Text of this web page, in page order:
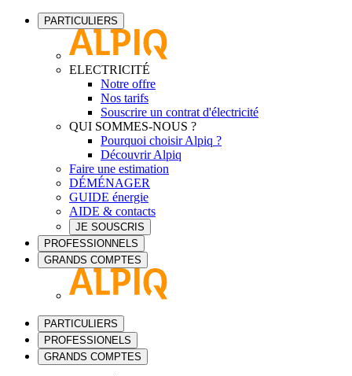
PARTICULIERS
ELECTRICITÉ
Notre offre
Nos tarifs
Souscrire un contrat d'électricité
QUI SOMMES-NOUS ?
Pourquoi choisir Alpiq ?
Découvrir Alpiq
Faire une estimation
DÉMÉNAGER
GUIDE énergie
AIDE & contacts
JE SOUSCRIS
PROFESSIONNELS
GRANDS COMPTES
PARTICULIERS
PROFESSIONELS
GRANDS COMPTES